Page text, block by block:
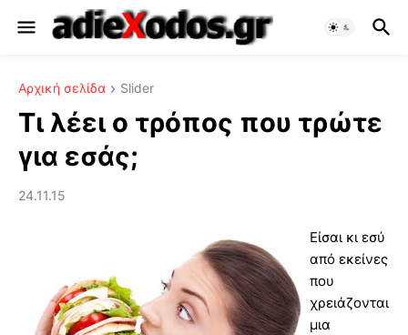
Αρχική σελίδα Slider
Τι λέει ο τρόπος που τρώτε
για εσάς;
24.11.15
Είσαι κι εσύ
από εκείνες
που
χρειάζονται
μια